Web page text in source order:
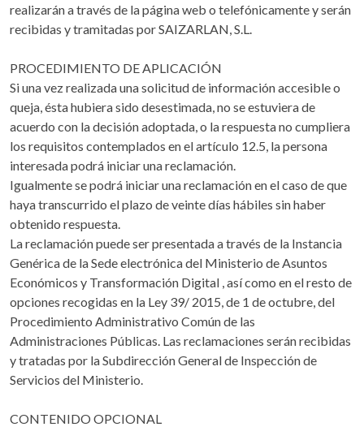
realizarán a través de la página web o telefónicamente y serán
recibidas y tramitadas por SAIZARLAN, S.L.
PROCEDIMIENTO DE APLICACIÓN
Si una vez realizada una solicitud de información accesible o
queja, ésta hubiera sido desestimada, no se estuviera de
acuerdo con la decisión adoptada, o la respuesta no cumpliera
los requisitos contemplados en el artículo 12.5, la persona
interesada podrá iniciar una reclamación.
Igualmente se podrá iniciar una reclamación en el caso de que
haya transcurrido el plazo de veinte días hábiles sin haber
obtenido respuesta.
La reclamación puede ser presentada a través de la Instancia
Genérica de la Sede electrónica del Ministerio de Asuntos
Económicos y Transformación Digital , así como en el resto de
opciones recogidas en la Ley 39/ 2015, de 1 de octubre, del
Procedimiento Administrativo Común de las
Administraciones Públicas. Las reclamaciones serán recibidas
y tratadas por la Subdirección General de Inspección de
Servicios del Ministerio.
CONTENIDO OPCIONAL